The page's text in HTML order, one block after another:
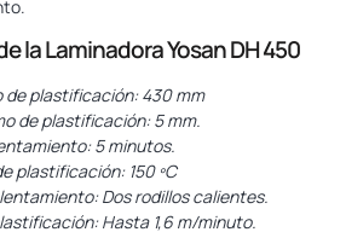
la Laminadora Yosan DH 450
de plastificación: 430 mm
de plastificación: 5 mm.
5 minutos.
plastificación: 150 ºC
Dos rodillos calientes.
Hasta 1,6 m/minuto.